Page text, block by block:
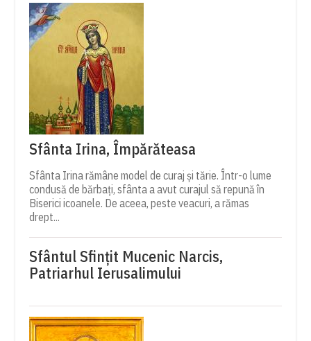
Sfânta Irina, Împărăteasa
Sfânta Irina rămâne model de curaj și tărie. Într-o lume
condusă de bărbați, sfânta a avut curajul să repună în
Biserici icoanele. De aceea, peste veacuri, a rămas
drept...
Sfântul Sfinţit Mucenic Narcis,
Patriarhul Ierusalimului